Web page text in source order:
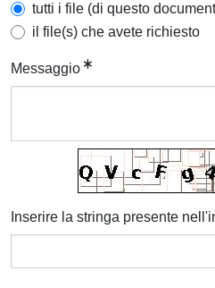
tutti i file (di questo
il file(s) che avete richiesto
Messaggio
Inserire la stringa presente